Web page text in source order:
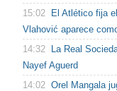
15:02
El Atlético fija
Vlahović aparece
14:32
La Real
Nayef Aguerd
14:02 Orel Mangala